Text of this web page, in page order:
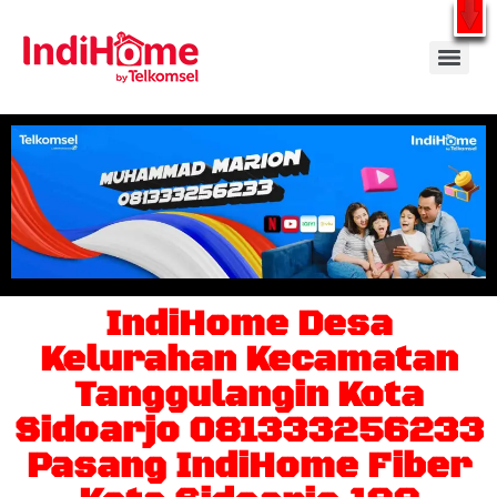
Gratis Pasang Dengan Bayar PDD2 | WiFi 200Rb an By Telkomsel
IndiHome Desa
Kelurahan Kecamatan
Tanggulangin Kota
Sidoarjo 081333256233
Pasang IndiHome Fiber